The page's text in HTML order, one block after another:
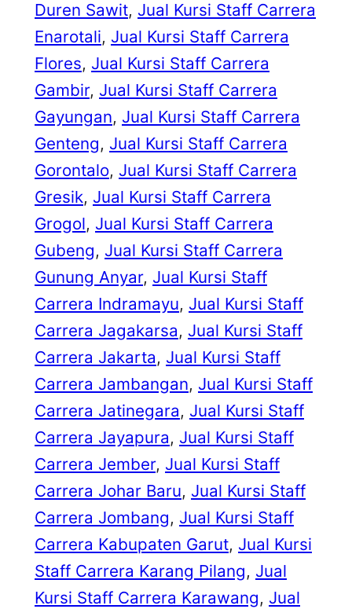
Duren Sawit, Jual Kursi Staff Carrera
Enarotali, Jual Kursi Staff Carrera
Flores, Jual Kursi Staff Carrera
Gambir, Jual Kursi Staff Carrera
Gayungan, Jual Kursi Staff Carrera
Genteng, Jual Kursi Staff Carrera
Gorontalo, Jual Kursi Staff Carrera
Gresik, Jual Kursi Staff Carrera
Grogol, Jual Kursi Staff Carrera
Gubeng, Jual Kursi Staff Carrera
Gunung Anyar, Jual Kursi Staff
Carrera Indramayu, Jual Kursi Staff
Carrera Jagakarsa, Jual Kursi Staff
Carrera Jakarta, Jual Kursi Staff
Carrera Jambangan, Jual Kursi Staff
Carrera Jatinegara, Jual Kursi Staff
Carrera Jayapura, Jual Kursi Staff
Carrera Jember, Jual Kursi Staff
Carrera Johar Baru, Jual Kursi Staff
Carrera Jombang, Jual Kursi Staff
Carrera Kabupaten Garut, Jual Kursi
Staff Carrera Karang Pilang, Jual
Kursi Staff Carrera Karawang, Jual